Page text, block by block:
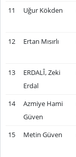
11 Uğur Kökden
12 Ertan Mısırlı
13
ERDALÎ, Zeki
Erdal
14
Azmiye Hami
Güven
15 Metin Güven